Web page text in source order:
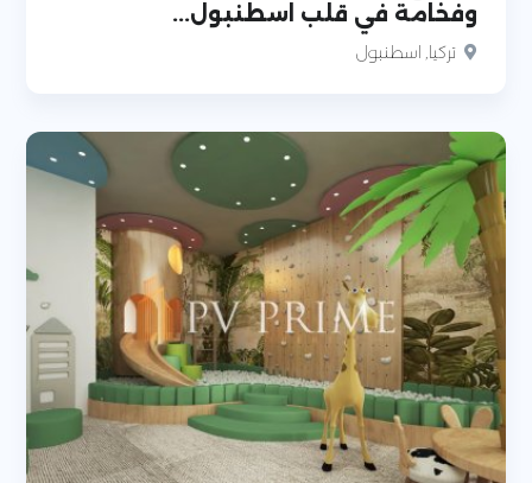
وفخامة في قلب اسطنبول...
تركيا, اسطنبول